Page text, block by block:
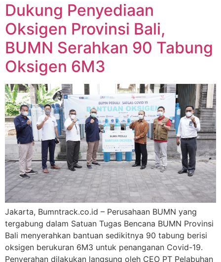
Dukung Penyediaan
Oksigen Provinsi Bali,
BUMN Serahkan 90 Tabung
Oksigen 6M3
Jakarta, Bumntrack.co.id – Perusahaan BUMN yang
tergabung dalam Satuan Tugas Bencana BUMN Provinsi
Bali menyerahkan bantuan sedikitnya 90 tabung berisi
oksigen berukuran 6M3 untuk penanganan Covid-19.
Penyerahan dilakukan langsung oleh CEO PT Pelabuhan